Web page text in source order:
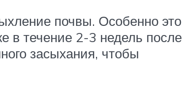
почвы. Особенно это
в течение 2-3 недель после
засы­хания, чтобы